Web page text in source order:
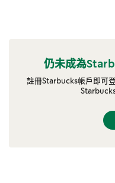
仍未成為
註冊Starbucks帳戶即可